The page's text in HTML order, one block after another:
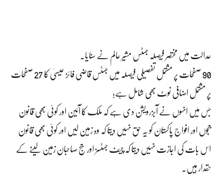
عدالت میں مختصر فیصلہ جسٹس مشیر عالم نے سنایا۔
90 صفحات پر مشتمل تفصیلی فیصلہ میں جسٹس قاضی فائز عیسیٰ کا 27 صفحات
پر مشتمل اضافی نوٹ بھی شامل ہے؛
جس میں انہوں نے آبزرویشن دی ہے کہ ملک کا آئین اور کوئی بھی قانون
ججوں اور افواج پاکستان کو یہ حق نہیں دیتا کہ وہ زمین لیں اور کوئی بھی قانون
اس بات کی اجازت نہیں دیتا کہ چیف جسٹسز اور جج صاحبان زمین لینے کے
حقدار ہیں۔